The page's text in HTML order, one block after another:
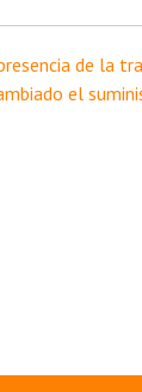
de la
el